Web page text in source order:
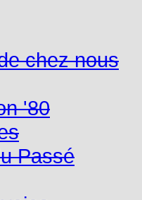
chez nous
'80
Passé